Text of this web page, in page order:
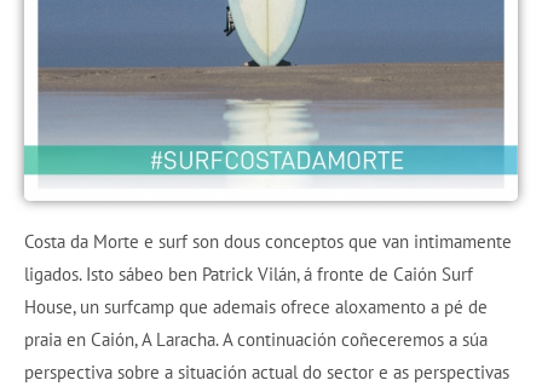
Costa da Morte e surf son dous conceptos que van intimamente
ligados. Isto sábeo ben Patrick Vilán, á fronte de Caión Surf
House, un surfcamp que ademais ofrece aloxamento a pé de
praia en Caión, A Laracha. A continuación coñeceremos a súa
perspectiva sobre a situación actual do sector e as perspectivas